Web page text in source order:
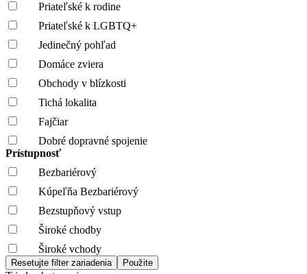
Priateľské k rodine
Priateľské k LGBTQ+
Jedinečný pohľad
Domáce zviera
Obchody v blízkosti
Tichá lokalita
Fajčiar
Dobré dopravné spojenie
Prístupnosť
Bezbariérový
Kúpeľňa Bezbariérový
Bezstupňový vstup
Široké chodby
Široké vchody